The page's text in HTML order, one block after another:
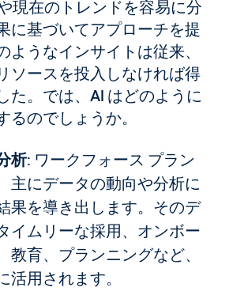
現在のトレンドを容易に分
に基づいてアプローチを提
ようなインサイトは従来、
ソースを投入しなければ得
た。では、AI はどのように
るのでしょうか。
析: ワークフォース プラン
主にデータの動向や分析に
果を導き出します。そのデ
イムリーな採用、オンボー
教育、プランニングなど、
活用されます。